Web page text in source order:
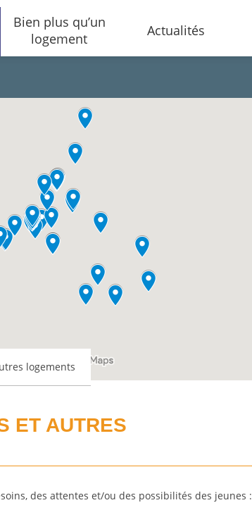
Bien plus qu’un
logement
Actualités
logements
ET AUTRES
des attentes et/ou des possibilités des jeunes :